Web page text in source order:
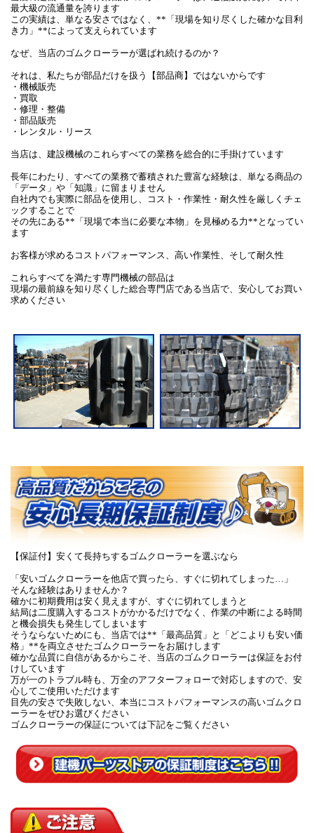
最大級の流通量を誇ります
この実績は、単なる安さではなく、**「現場を知り尽くした確かな目利
き力」**によって支えられています
なぜ、当店のゴムクローラーが選ばれ続けるのか？
それは、私たちが部品だけを扱う【部品商】ではないからです
・機械販売
・買取
・修理・整備
・部品販売
・レンタル・リース
当店は、建設機械のこれらすべての業務を総合的に手掛けています
長年にわたり、すべての業務で蓄積された豊富な経験は、単なる商品の
「データ」や「知識」に留まりません
自社内でも実際に部品を使用し、コスト・作業性・耐久性を厳しくチェ
ックすることで
その先にある**「現場で本当に必要な本物」を見極める力**となってい
ます
お客様が求めるコストパフォーマンス、高い作業性、そして耐久性
これらすべてを満たす専門機械の部品は
現場の最前線を知り尽くした総合専門店である当店で、安心してお買い
求めください
【保証付】安くて長持ちするゴムクローラーを選ぶなら
「安いゴムクローラーを他店で買ったら、すぐに切れてしまった…」
そんな経験はありませんか？
確かに初期費用は安く見えますが、すぐに切れてしまうと
結局は二度購入するコストがかかるだけでなく、作業の中断による時間
と機会損失も発生してしまいます
そうならないためにも、当店では**「最高品質」と「どこよりも安い価
格」**を両立させたゴムクローラーをお届けします
確かな品質に自信があるからこそ、当店のゴムクローラーは保証をお付
けしています
万が一のトラブル時も、万全のアフターフォローで対応しますので、安
心してご使用いただけます
目先の安さで失敗しない、本当にコストパフォーマンスの高いゴムクロ
ーラーをぜひお選びください
ゴムクローラーの保証については下記をご覧ください